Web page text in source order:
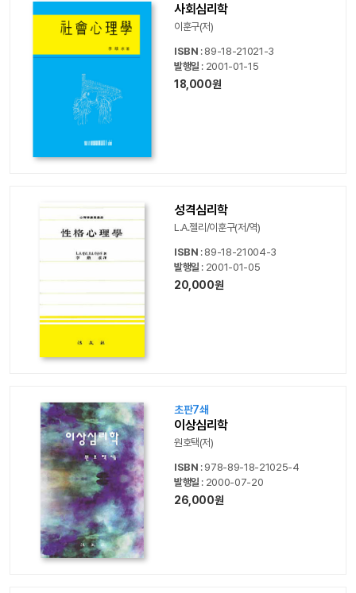
사회심리학
이훈구(저)
ISBN : 89-18-21021-3
발행일 : 2001-01-15
18,000원
성격심리학
L.A.젤리/이훈구(저/역)
ISBN : 89-18-21004-3
발행일 : 2001-01-05
20,000원
초판7쇄
이상심리학
원호택(저)
ISBN : 978-89-18-21025-4
발행일 : 2000-07-20
26,000원